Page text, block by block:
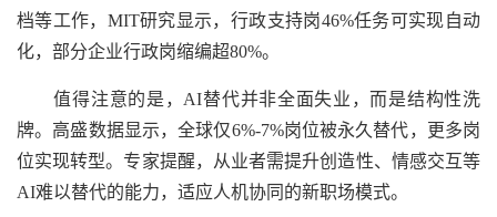
档等工作，MIT研究显示，行政支持岗46%任务可实现自动
化，部分企业行政岗缩编超80%。
值得注意的是，AI替代并非全面失业，而是结构性洗
牌。高盛数据显示，全球仅6%-7%岗位被永久替代，更多岗
位实现转型。专家提醒，从业者需提升创造性、情感交互等
AI难以替代的能力，适应人机协同的新职场模式。